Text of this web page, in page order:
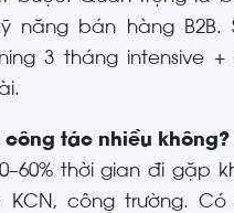
năng bán hàng B2B.
3 tháng intensive
công tác nhiều không?
thời gian đi gặp
KCN, công trường.